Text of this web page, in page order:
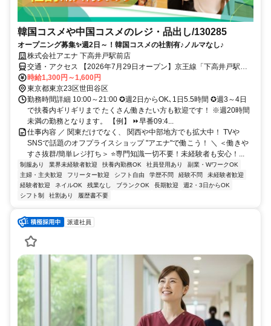
韓国コスメや中国コスメのレジ・品出し/130285
オープニング募集✨週2日～！韓国コスメの社割有♪ノルマなし♪
株式会社アエナ 下高井戸駅前店
交通・アクセス 【2026年7月29日オープン】京王線「下高井戸駅」
改札降りてスグ
時給1,300円～1,600円
東京都東京23区世田谷区
勤務時間詳細 10:00～21:00 ✪週2日からOK､1日5.5時間 ✪週3～4日
で扶養内ギリギリまで たくさん働きたい方も歓迎です！ ※週20時間
未満の勤務となります。 【例】 ⏩早番09:4...
仕事内容 ／ 関東だけでなく、 関西や中部地方でも拡大中！ TVや
SNSで話題のオフプライスショップ "アエナ"で働こう！ ＼ ＜働きや
すさ抜群/簡単レジ打ち＞ ⭐専門知識一切不要！未経験者も安心！...
制服あり 業界未経験者歓迎 扶養内勤務OK 社員登用あり
副業・WワークOK
主婦・主夫歓迎
フリーター歓迎 シフト自由 学歴不問 経験不問
未経験者歓迎
経験者歓迎
ネイルOK 残業なし ブランクOK 長期歓迎
週2・3日からOK
シフト制
社割あり 履歴書不要
派遣社員